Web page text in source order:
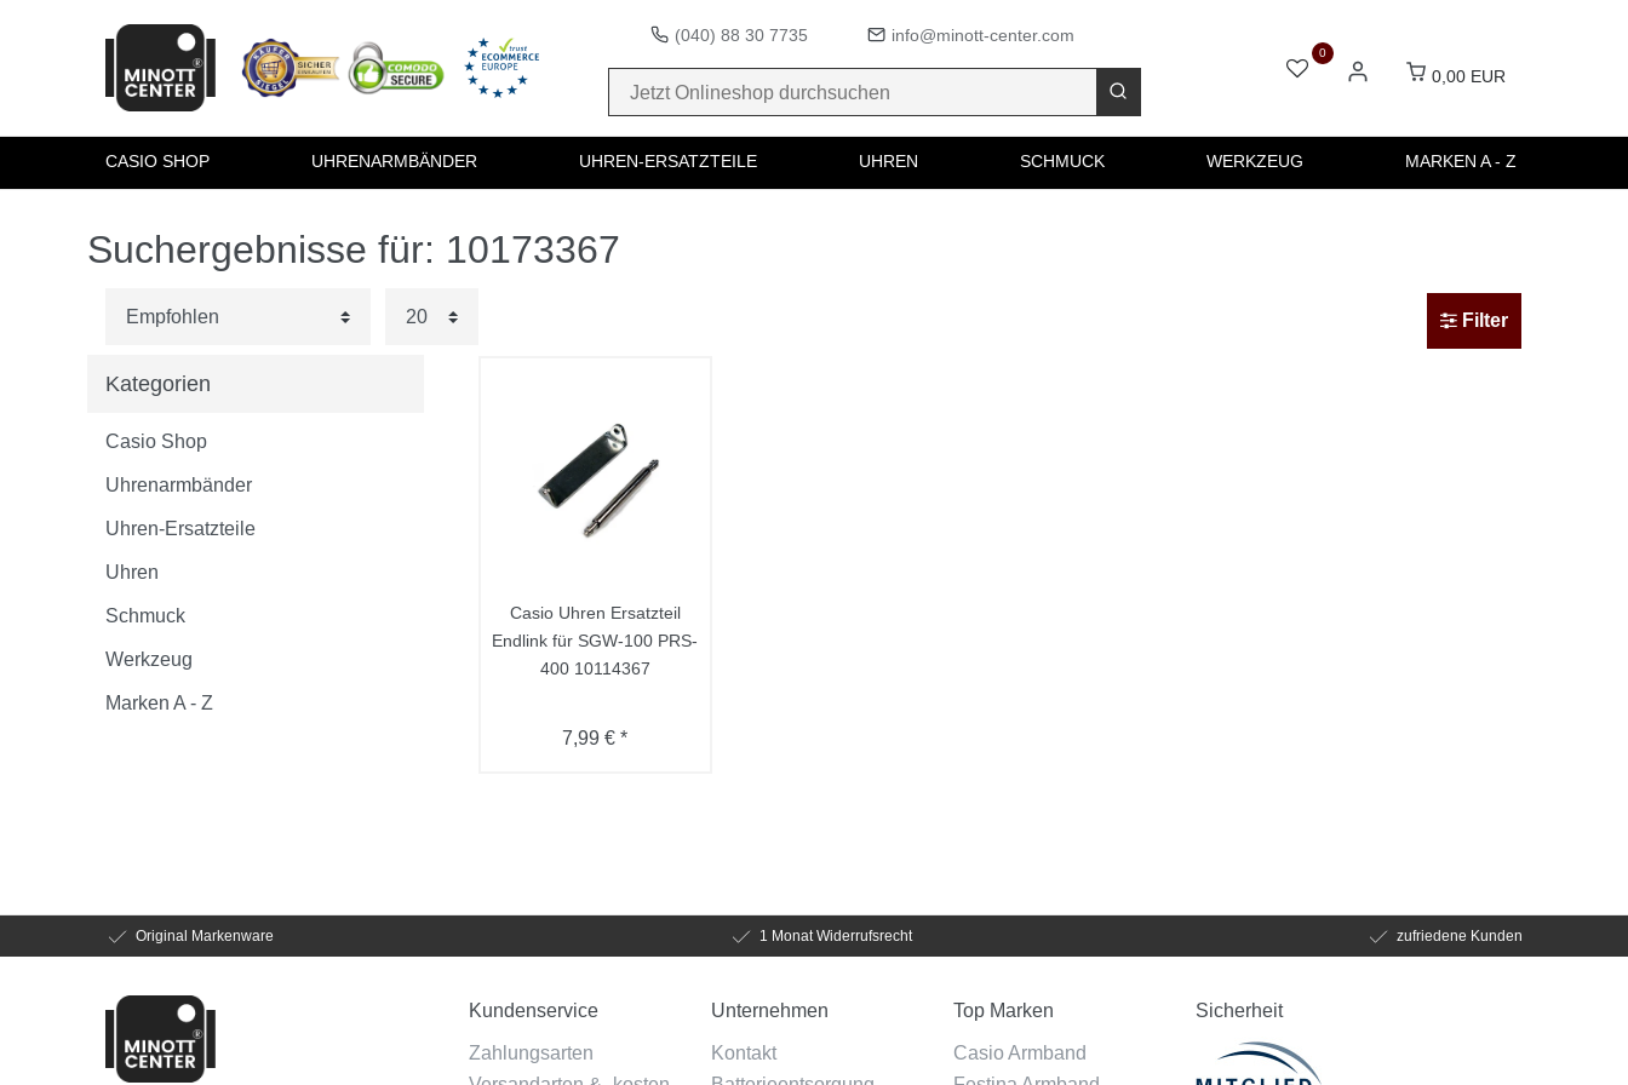
(040) 88 30 7735 info@minott-center.com
0
0,00 EUR
CASIO SHOP UHRENARMBÄNDER UHREN-ERSATZTEILE UHREN SCHMUCK WERKZEUG MARKEN A - Z
Suchergebnisse für: 10173367
Filter
Kategorien
Casio Shop
Uhrenarmbänder
Uhren-Ersatzteile
Uhren
Schmuck
Werkzeug
Marken A - Z
Casio Uhren Ersatzteil
Endlink für SGW-100 PRS-
400 10114367
7,99 € *
Original Markenware 1 Monat Widerrufsrecht zufriedene Kunden
Kundenservice
Zahlungsarten
Unternehmen
Kontakt
Top Marken
Casio Armband
Sicherheit